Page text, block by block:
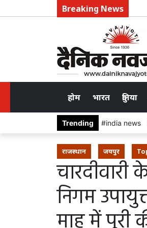
Breaking News
होम भारत दुनिया
Trending india news
राजस्थान जयपुर
निगम